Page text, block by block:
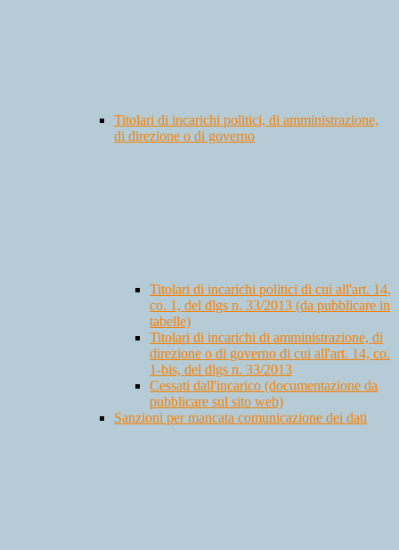
Titolari di incarichi politici, di amministrazione,
di direzione o di governo
Titolari di incarichi politici di cui all'art. 14,
co. 1, del dlgs n. 33/2013 (da pubblicare in
tabelle)
Titolari di incarichi di amministrazione, di
direzione o di governo di cui all'art. 14, co.
1-bis, del dlgs n. 33/2013
Cessati dall'incarico (documentazione da
pubblicare sul sito web)
Sanzioni per mancata comunicazione dei dati